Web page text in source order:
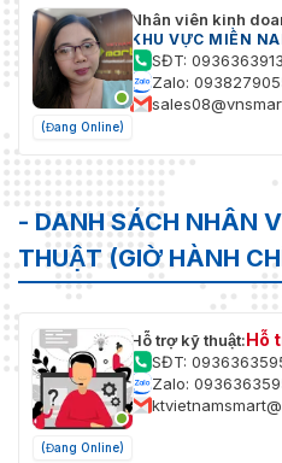
(Đang Online)
Nhân viên kinh
KHU VỰC MIỀN
SĐT: 0936363913
Zalo:
- DANH SÁCH NHÂN
THUẬT (GIỜ HÀNH
(Đang Online)
Hỗ trợ kỹ thuật:Hỗ
SĐT:
Zalo: